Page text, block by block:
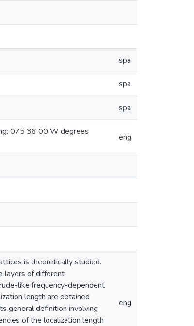
spa
spa
spa
075 36 00 W degrees
eng
is theoretically studied.
layers of different
like frequency-dependent
length are obtained
general definition involving
of the localization length
eng